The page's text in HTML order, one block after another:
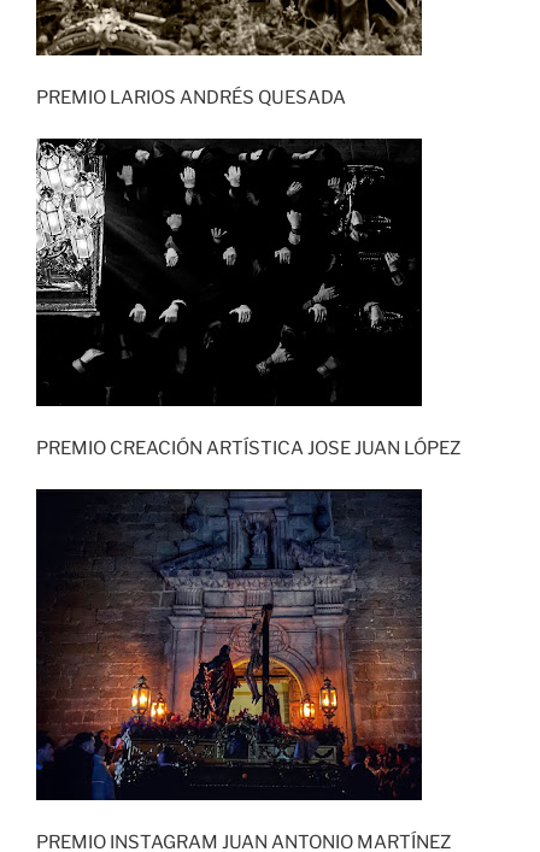
PREMIO LARIOS ANDRÉS QUESADA
PREMIO CREACIÓN ARTÍSTICA JOSE JUAN LÓPEZ
PREMIO INSTAGRAM JUAN ANTONIO MARTÍNEZ